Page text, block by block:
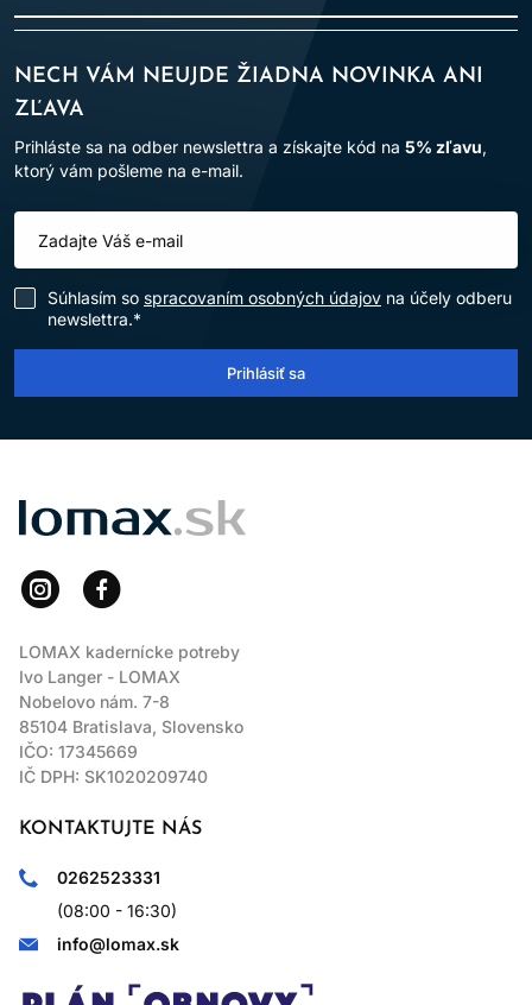
NECH VÁM NEUJDE ŽIADNA NOVINKA ANI
ZĽAVA
Prihláste sa na odber newslettra a získajte kód na 5% zľavu,
ktorý vám pošleme na e-mail.
Súhlasím so spracovaním osobných údajov na účely odberu
newslettra.*
Prihlásiť sa
LOMAX
LOMAX kadernícke potreby
Ivo Langer - LOMAX
Nobelovo nám. 7-8
85104 Bratislava, Slovensko
IČO: 17345669
IČ DPH: SK1020209740
KONTAKTUJTE NÁS
0262523331
(08:00 - 16:30)
info@lomax.sk